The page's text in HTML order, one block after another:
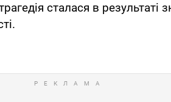
сталася в результаті